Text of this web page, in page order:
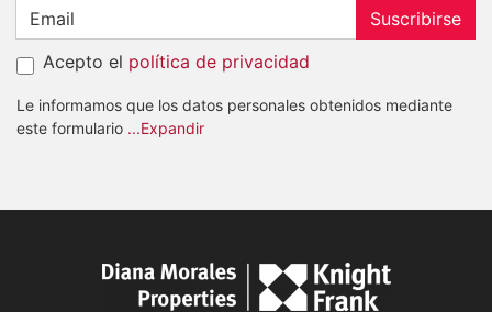
Suscribirse
Acepto el política de privacidad
Le informamos que los datos personales obtenidos mediante
este formulario ...Expandir